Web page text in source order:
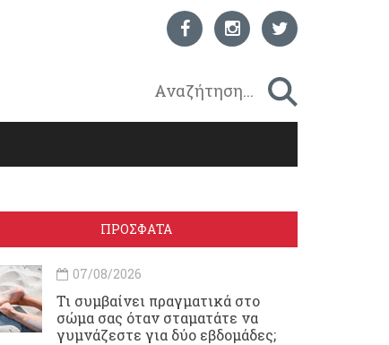
ΠΡΟΣΦΑΤΑ
07/08/2026
Τι συμβαίνει πραγματικά στο
σώμα σας όταν σταματάτε να
γυμνάζεστε για δύο εβδομάδες;